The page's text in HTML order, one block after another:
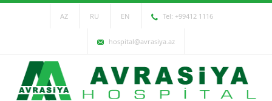
AZ RU EN Tel: +99412 1116
hospital@avrasiya.az